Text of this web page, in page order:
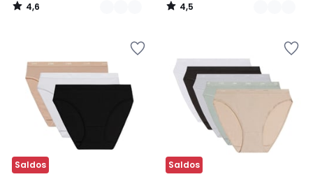
4,6
/
4,5
/
Saldos Saldos